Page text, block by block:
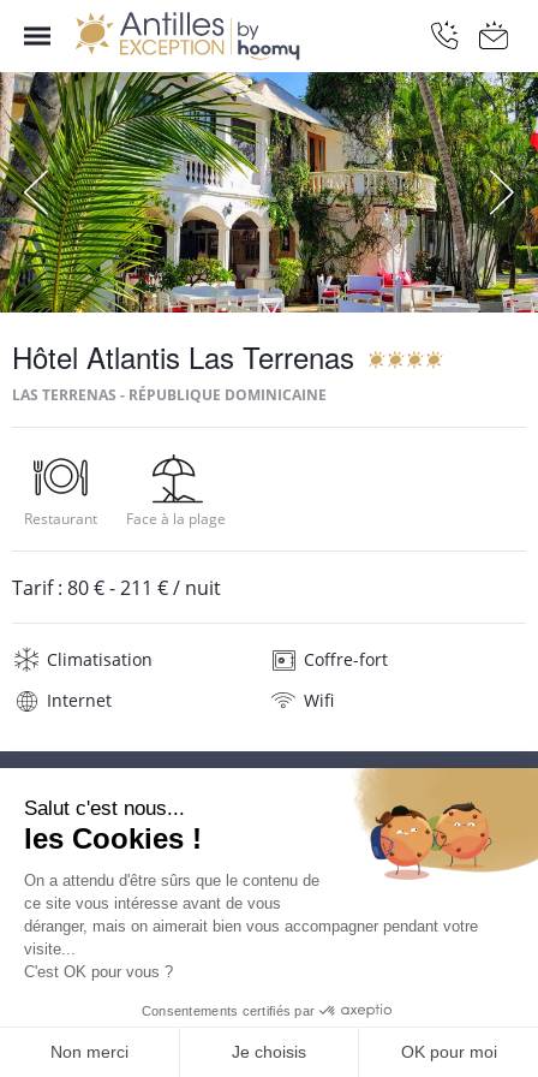
Hôtel Atlantis Las Terrenas
LAS TERRENAS - RÉPUBLIQUE DOMINICAINE
Restaurant Face à la plage
Tarif : 80 €-211 €/ nuit
Climatisation
Coffre-fort
Internet
Wifi
DEMANDER UN DEVIS
Situation Hôtel Atlantis
Situé directement sur une des plus belles plages de Las
Terrenas, Playa Bonita, cet hôtel de charme bénéficie d'un